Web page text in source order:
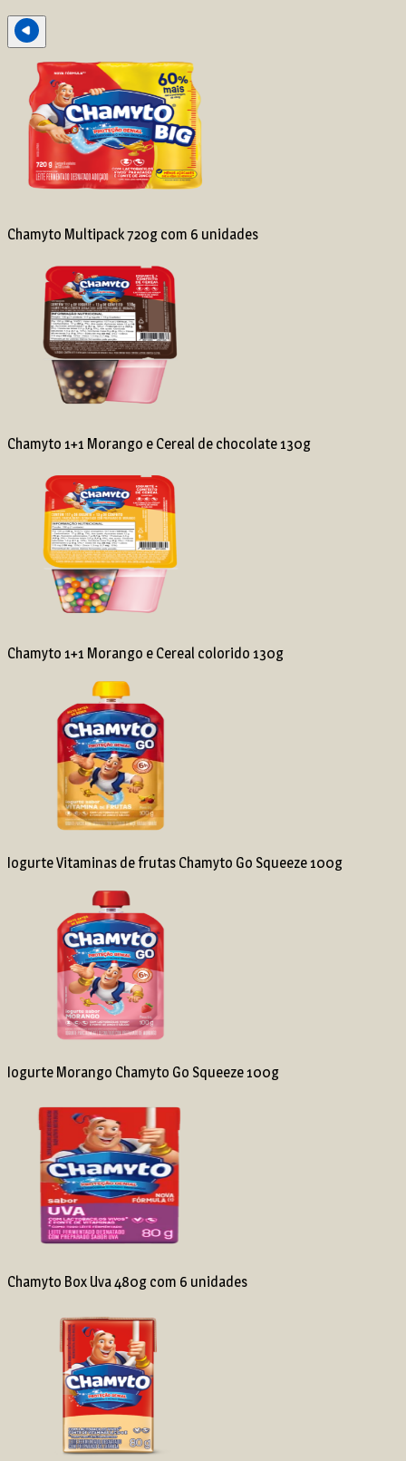
Chamyto Multipack 720g com 6 unidades
Chamyto 1+1 Morango e Cereal de chocolate 130g
Chamyto 1+1 Morango e Cereal colorido 130g
Iogurte Vitaminas de frutas Chamyto Go Squeeze 100g
Iogurte Morango Chamyto Go Squeeze 100g
Chamyto Box Uva 480g com 6 unidades